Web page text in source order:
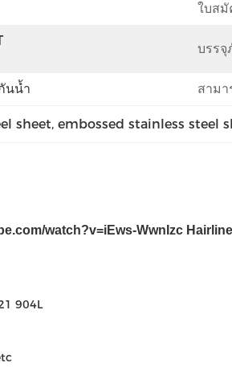
ใบสมั
บรร
นน้ำ สามา
sheet, embossed stainless steel
watch?v=iEws-WwnIzc
904L